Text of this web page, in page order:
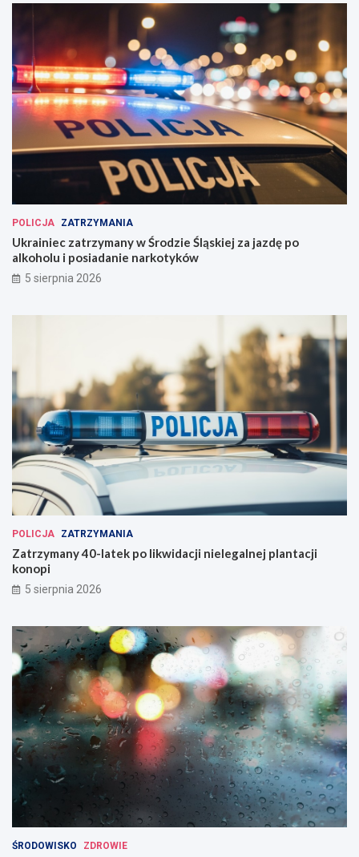
POLICJA ZATRZYMANIA
Ukrainiec zatrzymany w Środzie Śląskiej za jazdę po
alkoholu i posiadanie narkotyków
5 sierpnia 2026
POLICJA ZATRZYMANIA
Zatrzymany 40-latek po likwidacji nielegalnej plantacji
konopi
5 sierpnia 2026
ŚRODOWISKO ZDROWIE